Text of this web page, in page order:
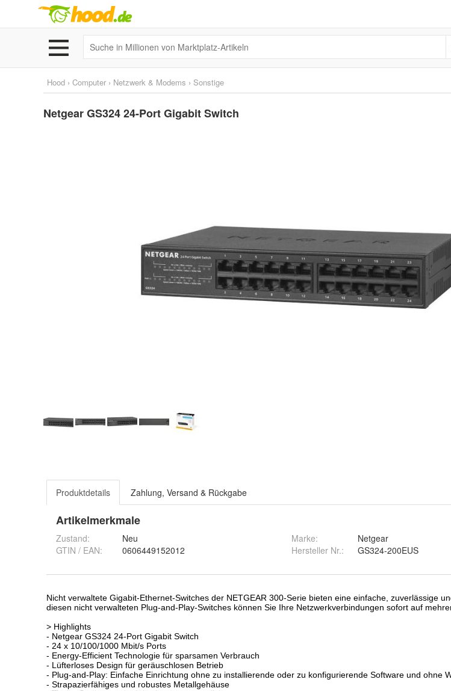
Hood › Computer › Netzwerk & Modems › Sonstige
Netgear GS324 24-Port Gigabit Switch
Produktdetails Zahlung, Versand & Rückgabe
Artikelmerkmale
Zustand:
Neu
GTIN / EAN:
0606449152012
Marke:
Netgear
Hersteller Nr.:
GS324-200EUS